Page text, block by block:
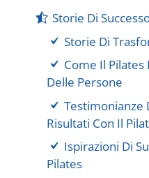
Storie Di
Storie Di
Come Il Pilates
Delle Persone
Testimonianze
Risultati Con Il
Ispirazioni Di
Pilates